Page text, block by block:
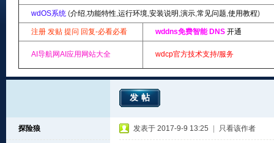
wdOS系统 (介绍,功能特性,运行环境,安装说明 ,演示,常见问题,使用教程)
注册 发贴 提问 回复-必看必看 wddns免费智能 DNS 开通
AI导航网AI应用网站大全 wdcp官方技术支持/服务
发帖
探险狼 发表于 2017-9-9 13:25 只看该作者